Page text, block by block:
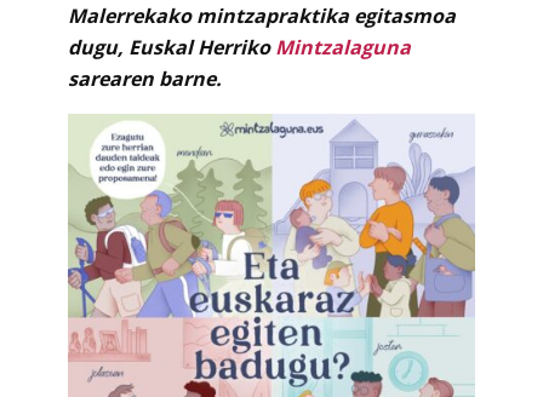
Malerrekako mintzapraktika egitasmoa
dugu, Euskal HerrikoMintzalaguna
sarearen barne.